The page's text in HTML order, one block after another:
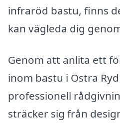
infraröd bastu, finns
kan vägleda dig
Genom att anlita ett
inom bastu i Östra
professionell
sträcker sig från